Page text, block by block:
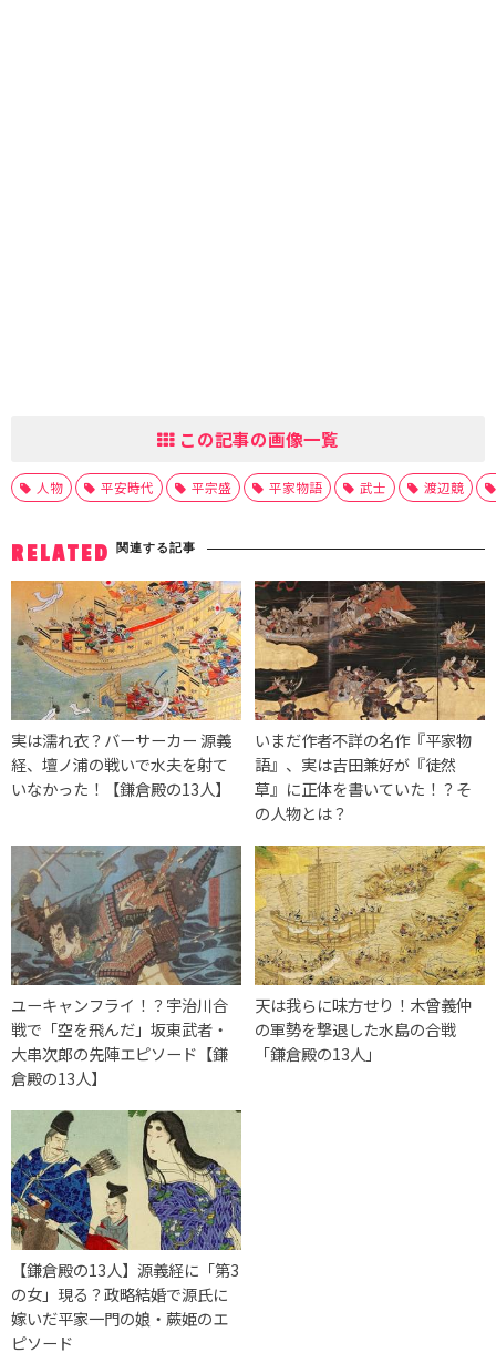
この記事の画像一覧
人物 平安時代 平宗盛 平家物語 武士 渡辺競
RELATED 関連する記事
実は濡れ衣？バーサーカー 源義
経、壇ノ浦の戦いで水夫を射て
いなかった！【鎌倉殿の13人】
いまだ作者不詳の名作『平家物
語』、実は吉田兼好が『徒然
草』に正体を書いていた！？そ
の人物とは？
ユーキャンフライ！？宇治川合
戦で「空を飛んだ」坂東武者・
大串次郎の先陣エピソード【鎌
倉殿の13人】
天は我らに味方せり！木曾義仲
の軍勢を撃退した水島の合戦
「鎌倉殿の13人」
【鎌倉殿の13人】源義経に「第3
の女」現る？政略結婚で源氏に
嫁いだ平家一門の娘・蕨姫のエ
ピソード